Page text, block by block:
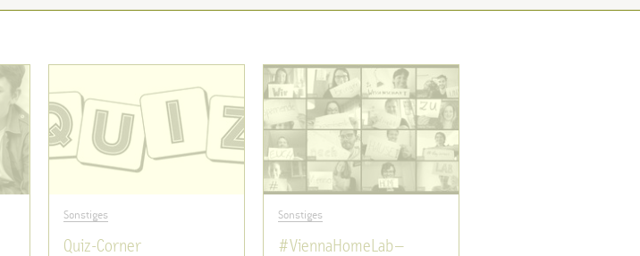
Sonstiges
Quiz-Corner
Sonstiges
#ViennaHomeLab –